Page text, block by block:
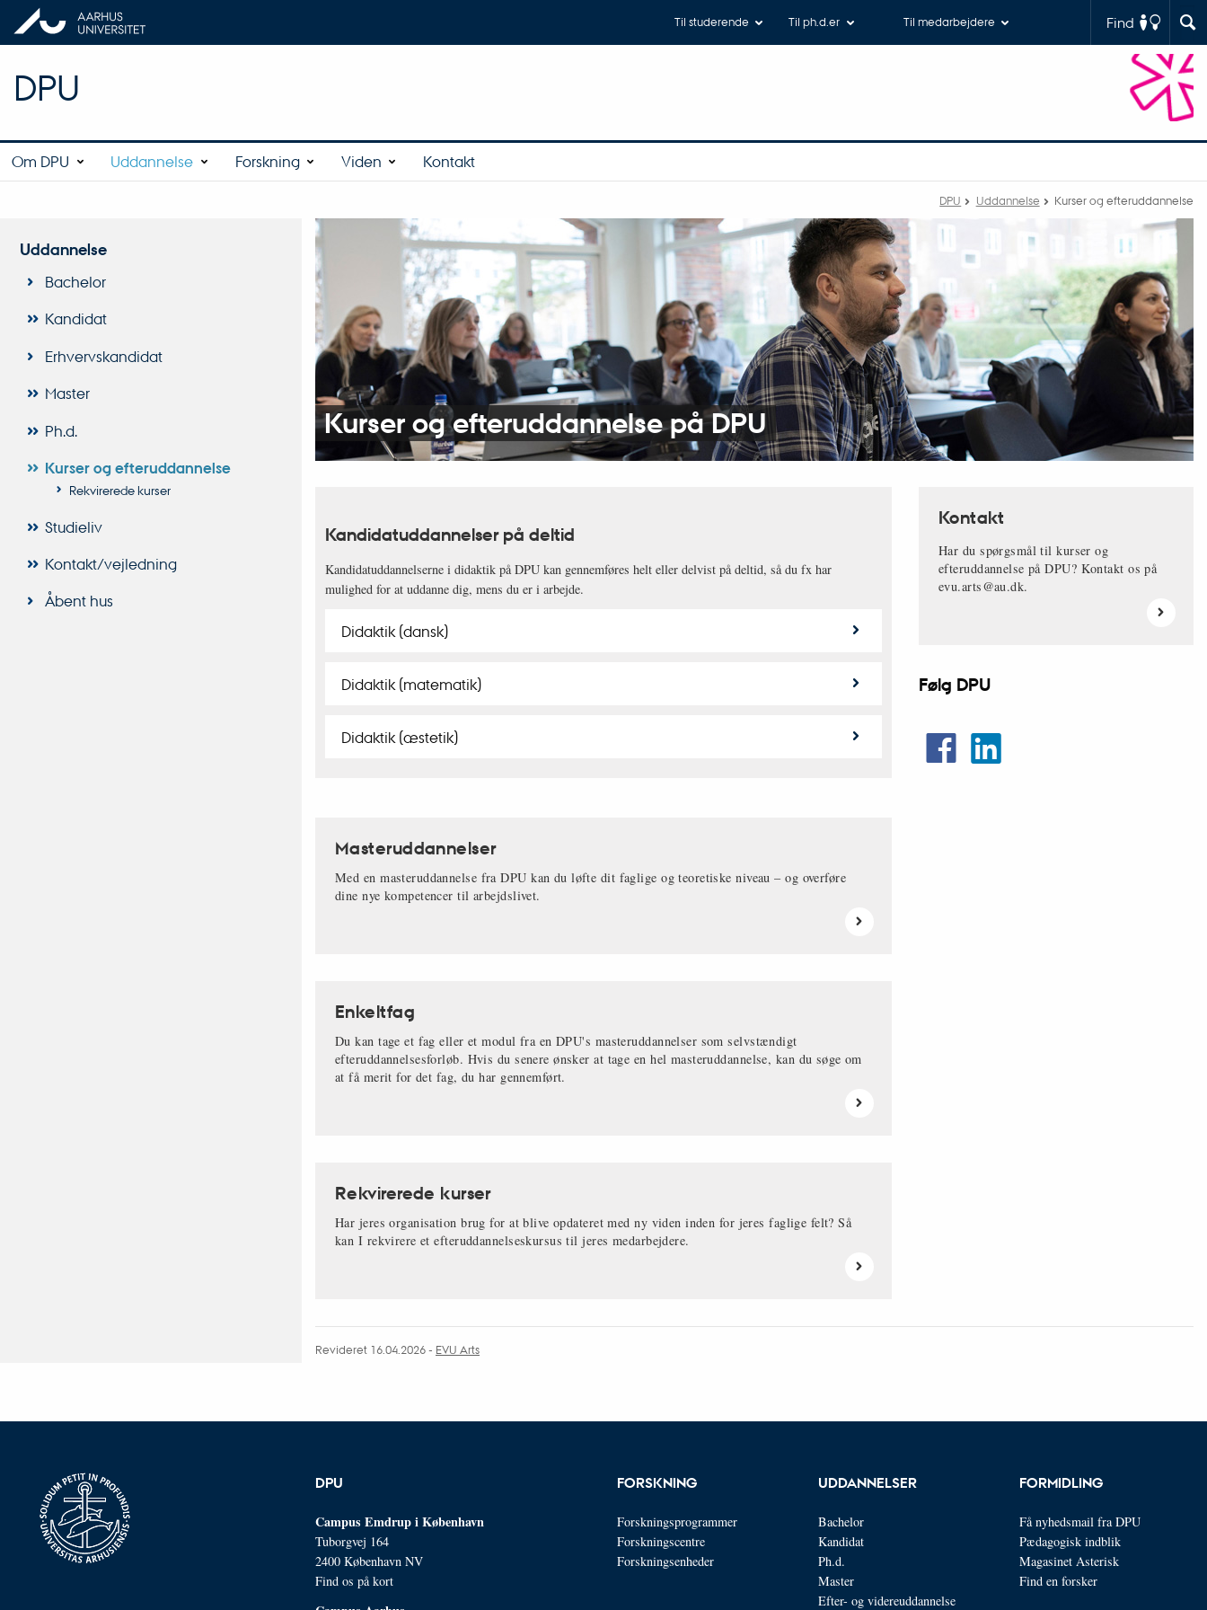
Find
Til studerende Til ph.d.er Til medarbejdere
DPU
Om DPU Uddannelse Forskning Viden Kontakt
DPU Uddannelse Kurser og efteruddannelse
Uddannelse
Bachelor
Kandidat
Erhvervskandidat
Master
Ph.d.
Kurser og efteruddannelse
Rekvirerede kurser
Studieliv
Kontakt/vejledning
Åbent hus
Kurser og efteruddannelse på DPU
Kandidatuddannelser på deltid
Kandidatuddannelserne i didaktik på DPU kan gennemføres helt eller delvist på deltid, så du fx har
mulighed for at uddanne dig, mens du er i arbejde.
Didaktik (dansk)
Didaktik (matematik)
Didaktik (æstetik)
Masteruddannelser
Med en masteruddannelse fra DPU kan du løfte dit faglige og teoretiske niveau – og overføre
dine nye kompetencer til arbejdslivet.
Enkeltfag
Du kan tage et fag eller et modul fra en DPU's masteruddannelser som selvstændigt
efteruddannelsesforløb. Hvis du senere ønsker at tage en hel masteruddannelse, kan du søge om
at få merit for det fag, du har gennemført.
Rekvirerede kurser
Har jeres organisation brug for at blive opdateret med ny viden inden for jeres faglige felt? Så
kan I rekvirere et efteruddannelseskursus til jeres medarbejdere.
Kontakt
Har du spørgsmål til kurser og
efteruddannelse på DPU? Kontakt os på
evu.arts@au.dk.
Følg DPU
Revideret 16.04.2026- EVU Arts
DPU
Campus Emdrup i København
Tuborgvej 164
2400 København NV
Find os på kort
FORSKNING
Forskningsprogrammer
Forskningscentre
Forskningsenheder
UDDANNELSER
Bachelor
Kandidat
Ph.d.
Master
Efter- og videreuddannelse
FORMIDLING
Få nyhedsmail fra DPU
Pædagogisk indblik
Magasinet Asterisk
Find en forsker